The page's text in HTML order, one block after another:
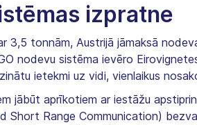
izpratne
3,5 tonnām, Austrijā jāmaksā
nodevu sistēma ievēro
ietekmi uz vidi, vienlaikus
jābūt aprīkotiem ar iestāžu
Short Range Communication)